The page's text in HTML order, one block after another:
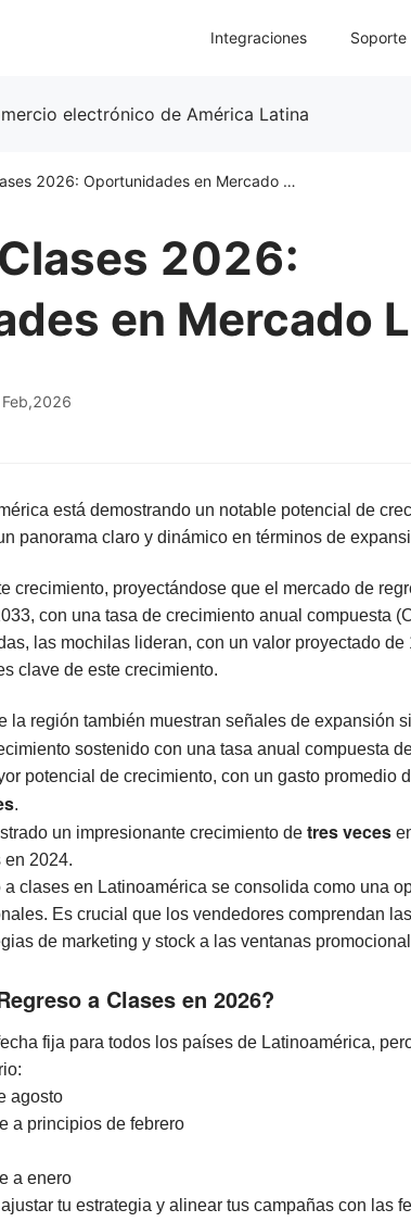
Integraciones Soporte
electrónico de América Latina
Regreso a Clases 2026: Oportunidades en Mercado Libre
2026:
en Mercado
está demostrando un notable potencial de
panorama claro y dinámico en términos de
crecimiento, proyectándose que el mercado de
con una tasa de crecimiento anual compuesta
las mochilas lideran, con un valor proyectado
clave de este crecimiento.
la región también muestran señales de expansión
sostenido con una tasa anual compuesta
potencial de crecimiento, con un gasto promedio
.
un impresionante crecimiento de tres veces
en 2024.
clases en Latinoamérica se consolida como una
Es crucial que los vendedores comprendan
de marketing y stock a las ventanas
a Clases en 2026?
fija para todos los países de Latinoamérica,
agosto
a principios de febrero
a enero
tu estrategia y alinear tus campañas con las